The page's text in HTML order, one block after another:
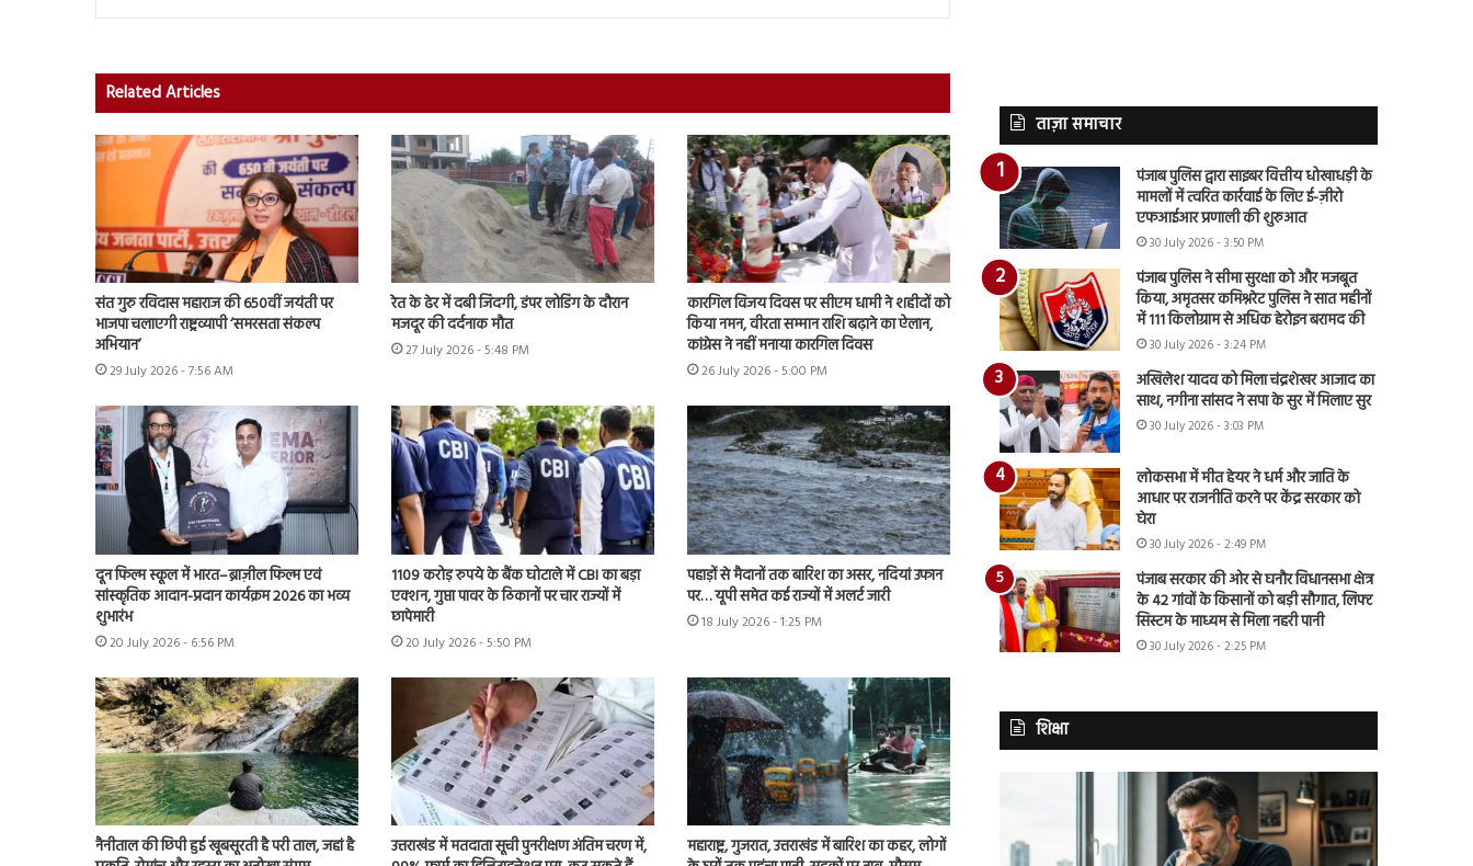
Related Articles
संत गुरु रविदास महाराज की 650वीं जयंती पर
भाजपा चलाएगी राष्ट्रव्यापी ‘समरसता संकल्प
अभियान’
29 July 2026 - 7:56 AM
रेत के ढेर में दबी जिंदगी, डंपर लोडिंग के दौरान
मजदूर की दर्दनाक मौत
27 July 2026 - 5:48 PM
कारगिल विजय दिवस पर सीएम धामी ने शहीदों को
किया नमन, वीरता सम्मान राशि बढ़ाने का ऐलान,
कांग्रेस ने नहीं मनाया कारगिल दिवस
26 July 2026 - 5:00 PM
दून फिल्म स्कूल में भारत–ब्राज़ील फिल्म एवं
सांस्कृतिक आदान-प्रदान कार्यक्रम 2026 का भव्य
शुभारंभ
20 July 2026 - 6:56 PM
1109 करोड़ रुपये के बैंक घोटाले में CBI का बड़ा
एक्शन, गुप्ता पावर के ठिकानों पर चार राज्यों में
छापेमारी
20 July 2026 - 5:50 PM
पहाड़ों से मैदानों तक बारिश का असर, नदियां उफान
पर… यूपी समेत कई राज्यों में अलर्ट जारी
18 July 2026 - 1:25 PM
नैनीताल की छिपी हुई खूबसूरती है परी ताल, जहां है
उत्तराखंड में मतदाता सूची पुनरीक्षण अंतिम चरण में,
महाराष्ट्र, गुजरात, उत्तराखंड में बारिश का कहर, लोगों
ताज़ा समाचार
पंजाब पुलिस द्वारा साइबर वित्तीय धोखाधड़ी के
मामलों में त्वरित कार्रवाई के लिए ई-ज़ीरो
एफआईआर प्रणाली की शुरुआत
30 July 2026 - 3:50 PM
पंजाब पुलिस ने सीमा सुरक्षा को और मजबूत
किया, अमृतसर कमिश्नरेट पुलिस ने सात महीनों
में 111 किलोग्राम से अधिक हेरोइन बरामद की
30 July 2026 - 3:24 PM
अखिलेश यादव को मिला चंद्रशेखर आजाद का
साथ, नगीना सांसद ने सपा के सुर में मिलाए सुर
30 July 2026 - 3:03 PM
लोकसभा में मीत हेयर ने धर्म और जाति के
आधार पर राजनीति करने पर केंद्र सरकार को
घेरा
30 July 2026 - 2:49 PM
पंजाब सरकार की ओर से घनौर विधानसभा क्षेत्र
के 42 गांवों के किसानों को बड़ी सौगात, लिफ्ट
सिस्टम के माध्यम से मिला नहरी पानी
30 July 2026 - 2:25 PM
शिक्षा